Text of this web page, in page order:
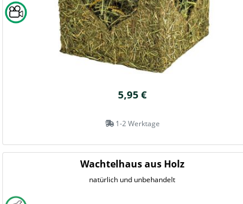
5,95 €
1-2 Werktage
Wachtelhaus aus Holz
natürlich und unbehandelt